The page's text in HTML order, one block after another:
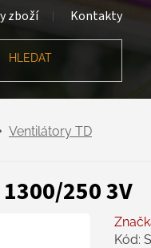
zboží Kontakty
HLEDAT
Ventilátory TD
250 3V
Kód: